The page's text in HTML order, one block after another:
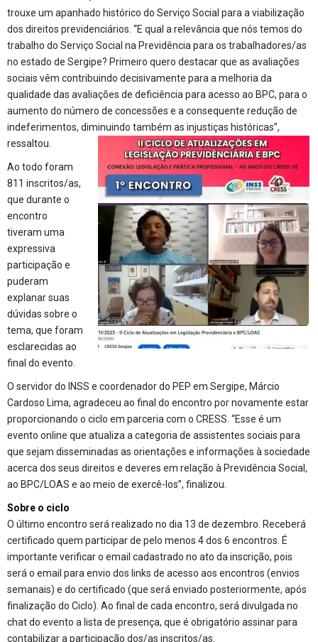
trouxe um apanhado histórico do Serviço Social para a viabilização
dos direitos previdenciários. “E qual a relevância que nós temos do
trabalho do Serviço Social na Previdência para os trabalhadores/as
no estado de Sergipe? Primeiro quero destacar que as avaliações
sociais vêm contribuindo decisivamente para a melhoria da
qualidade das avaliações de deficiência para acesso ao BPC, para o
aumento do número de concessões e a consequente redução de
indeferimentos, diminuindo também as injustiças históricas”,
ressaltou.
Ao todo foram
811 inscritos/as,
que durante o
encontro
tiveram uma
expressiva
participação e
puderam
explanar suas
dúvidas sobre o
tema, que foram
esclarecidas ao
final do evento.
O servidor do INSS e coordenador do PEP em Sergipe, Márcio
Cardoso Lima, agradeceu ao final do encontro por novamente estar
proporcionando o ciclo em parceria com o CRESS. “Esse é um
evento online que atualiza a categoria de assistentes sociais para
que sejam disseminadas as orientações e informações à sociedade
acerca dos seus direitos e deveres em relação à Previdência Social,
ao BPC/LOAS e ao meio de exercê-los”, finalizou.
Sobre o ciclo
O último encontro será realizado no dia 13 de dezembro. Receberá
certificado quem participar de pelo menos 4 dos 6 encontros. É
importante verificar o email cadastrado no ato da inscrição, pois
será o email para envio dos links de acesso aos encontros (envios
semanais) e do certificado (que será enviado posteriormente, após
finalização do Ciclo). Ao final de cada encontro, será divulgada no
chat do evento a lista de presença, que é obrigatório assinar para
contabilizar a participação dos/as inscritos/as.